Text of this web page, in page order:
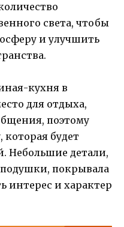
света, чтобы
и улучшить
кухня в
для отдыха,
поэтому
которая будет
Небольшие детали,
покрывала
интерес и характер